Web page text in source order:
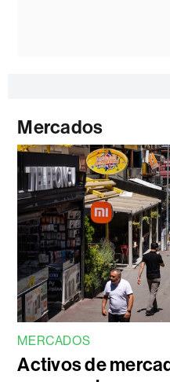
Mercados
MERCADOS
Activos de